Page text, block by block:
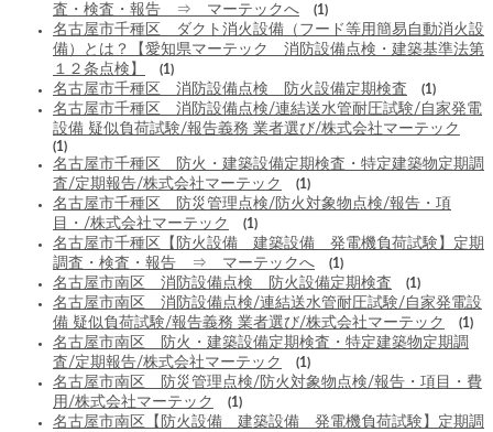
査・検査・報告 ⇒ マーテックへ
(1)
名古屋市千種区 ダクト消火設備（フード等用簡易自動消火設
備）とは？【愛知県マーテック 消防設備点検・建築基準法第
１２条点検】
(1)
名古屋市千種区 消防設備点検 防火設備定期検査 (1)
名古屋市千種区 消防設備点検/連結送水管耐圧試験/自家発電
設備 疑似負荷試験/報告義務 業者選び/株式会社マーテック
(1)
名古屋市千種区 防火・建築設備定期検査・特定建築物定期調
査/定期報告/株式会社マーテック
(1)
名古屋市千種区 防災管理点検/防火対象物点検/報告・項
目・/株式会社マーテック
(1)
名古屋市千種区【防火設備 建築設備 発電機負荷試験】定期
調査・検査・報告 ⇒ マーテックへ
(1)
名古屋市南区 消防設備点検 防火設備定期検査 (1)
名古屋市南区 消防設備点検/連結送水管耐圧試験/自家発電設
備 疑似負荷試験/報告義務 業者選び/株式会社マーテック
(1)
名古屋市南区 防火・建築設備定期検査・特定建築物定期調
査/定期報告/株式会社マーテック
(1)
名古屋市南区 防災管理点検/防火対象物点検/報告・項目・費
用/株式会社マーテック
(1)
名古屋市南区【防火設備 建築設備 発電機負荷試験】定期調